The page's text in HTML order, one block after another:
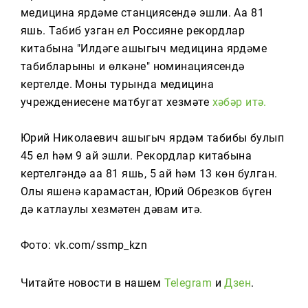
Тагын
медицина ярдәме станциясендә эшли. Аңа 81
яшь. Табиб узган ел Россиянең рекордлар
китабына "Илдәге ашыгыч медицина ярдәме
табибларының иң өлкәне" номинациясендә
кертелде. Моның турында медицина
учреждениесенең матбугат хезмәте хәбәр итә.
Юрий Николаевич ашыгыч ярдәм табибы булып
45 ел һәм 9 ай эшли. Рекордлар китабына
кертелгәндә аңа 81 яшь, 5 ай һәм 13 көн булган.
Олы яшенә карамастан, Юрий Обрезков бүген
дә катлаулы хезмәтен дәвам итә.
Фото: vk.com/ssmp_kzn
Читайте новости в нашем Telegram иДзен.